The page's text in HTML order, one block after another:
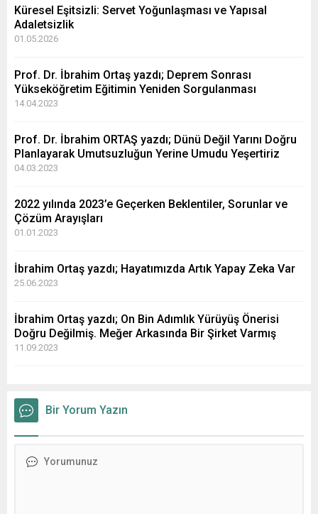
Küresel Eşitsizli: Servet Yoğunlaşması ve Yapısal
Adaletsizlik
01.05.2026
Prof. Dr. İbrahim Ortaş yazdı; Deprem Sonrası
Yükseköğretim Eğitimin Yeniden Sorgulanması
14.04.2023
Prof. Dr. İbrahim ORTAŞ yazdı; Dünü Değil Yarını Doğru
Planlayarak Umutsuzluğun Yerine Umudu Yeşertiriz
04.03.2023
2022 yılında 2023’e Geçerken Beklentiler, Sorunlar ve
Çözüm Arayışları
01.01.2023
İbrahim Ortaş yazdı; Hayatımızda Artık Yapay Zeka Var
25.06.2023
İbrahim Ortaş yazdı; On Bin Adımlık Yürüyüş Önerisi
Doğru Değilmiş. Meğer Arkasında Bir Şirket Varmış
11.09.2023
Bir Yorum Yazın